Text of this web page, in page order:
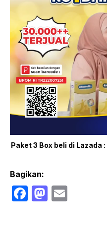
Paket 3 Box beli di Lazada :
Bagikan:
F
M